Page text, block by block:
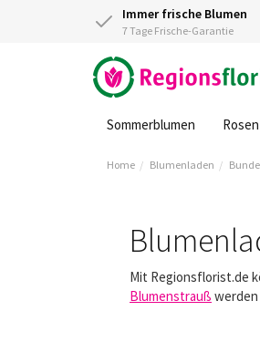
Immer frische Blumen
7 Tage Frische-Garantie
Sommerblumen Rosen
Home Blumenladen
Mit Regionsflorist.de
Blumenstrauß